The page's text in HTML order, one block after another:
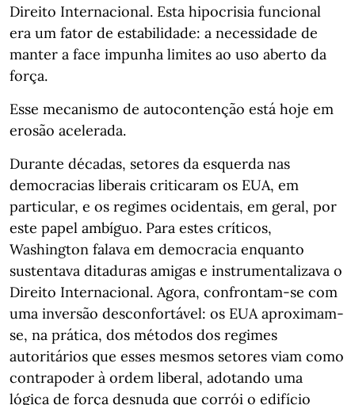
Direito Internacional. Esta hipocrisia funcional
era um fator de estabilidade: a necessidade de
manter a face impunha limites ao uso aberto da
força.
Esse mecanismo de autocontenção está hoje em
erosão acelerada.
Durante décadas, setores da esquerda nas
democracias liberais criticaram os EUA, em
particular, e os regimes ocidentais, em geral, por
este papel ambíguo. Para estes críticos,
Washington falava em democracia enquanto
sustentava ditaduras amigas e instrumentalizava o
Direito Internacional. Agora, confrontam-se com
uma inversão desconfortável: os EUA aproximam-
se, na prática, dos métodos dos regimes
autoritários que esses mesmos setores viam como
contrapoder à ordem liberal, adotando uma
lógica de força desnuda que corrói o edifício